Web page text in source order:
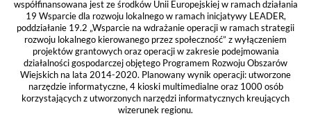
współfinansowana jest ze środków Unii Europejskiej w ramach działania
19 Wsparcie dla rozwoju lokalnego w ramach inicjatywy LEADER,
poddziałanie 19.2 „Wsparcie na wdrażanie operacji w ramach strategii
rozwoju lokalnego kierowanego przez społeczność” z wyłączeniem
projektów grantowych oraz operacji w zakresie podejmowania
działalności gospodarczej objętego Programem Rozwoju Obszarów
Wiejskich na lata 2014-2020. Planowany wynik operacji: utworzone
narzędzie informatyczne, 4 kioski multimedialne oraz 1000 osób
korzystających z utworzonych narzędzi informatycznych kreujących
wizerunek regionu.